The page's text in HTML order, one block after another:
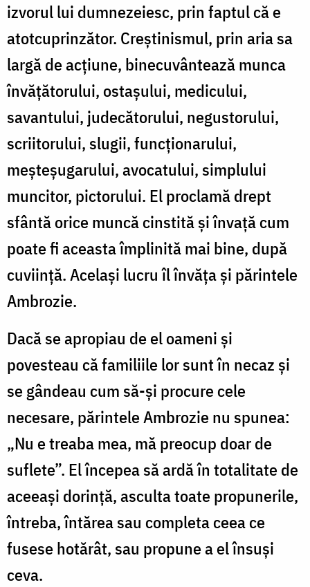
izvorul lui dumnezeiesc, prin faptul că e
atotcuprinzător. Creștinismul, prin aria sa
largă de acțiune, binecuvântează munca
învățătorului, ostașului, medicului,
savantului, judecătorului, negustorului,
scriitorului, slugii, funcționarului,
meșteșugarului, avocatului, simplului
muncitor, pictorului. El proclamă drept
sfântă orice muncă cinstită și învață cum
poate fi aceasta împlinită mai bine, după
cuviință. Același lucru îl învăța și părintele
Ambrozie.
Dacă se apropiau de el oameni și
povesteau că familiile lor sunt în necaz și
se gândeau cum să-și procure cele
necesare, părintele Ambrozie nu spunea:
„Nu e treaba mea, mă preocup doar de
suflete”. El începea să ardă în totalitate de
aceeași dorință, asculta toate propunerile,
întreba, întărea sau completa ceea ce
fusese hotărât, sau propune a el însuși
ceva.